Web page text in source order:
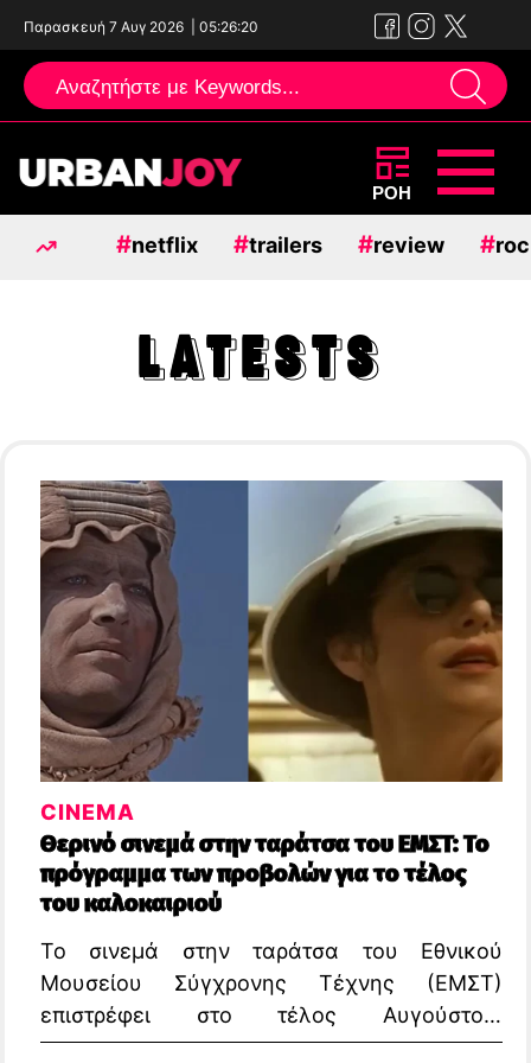
Παρασκευή 7 Αυγ 2026 05:26:22
Μεταπηδήστε
περιεχόμενο
ΡΟΗ
#netflix #trailers #review #
LATESTS
CINEMA
Θερινό σινεμά στην ταράτσα του ΕΜΣΤ: Το
πρόγραμμα των προβολών για το τέλος
του καλοκαιριού
Το σινεμά στην ταράτσα του Εθνικού
Μουσείου Σύγχρονης Τέχνης (ΕΜΣΤ)
επιστρέφει στο τέλος Αυγούστου,
προσφέροντας ξεχωριστές